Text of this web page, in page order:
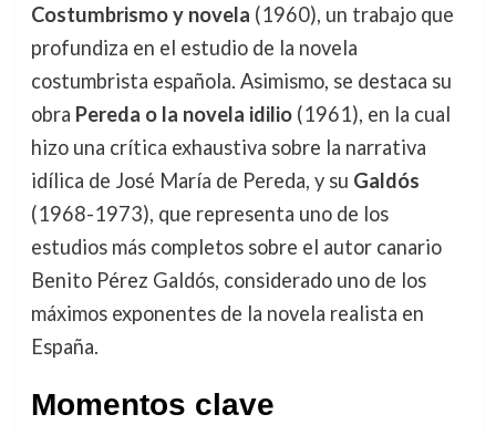
Costumbrismo y novela (1960), un trabajo que
profundiza en el estudio de la novela
costumbrista española. Asimismo, se destaca su
obra Pereda o la novela idilio(1961), en la cual
hizo una crítica exhaustiva sobre la narrativa
idílica de José María de Pereda, y su Galdós
(1968-1973), que representa uno de los
estudios más completos sobre el autor canario
Benito Pérez Galdós, considerado uno de los
máximos exponentes de la novela realista en
España.
Momentos clave